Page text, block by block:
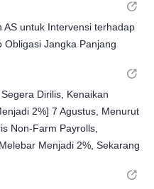
AS untuk Intervensi terhadap
Obligasi Jangka Panjang
Dirilis, Kenaikan
2%] 7 Agustus, Menurut
Non-Farm Payrolls,
Menjadi 2%, Sekarang